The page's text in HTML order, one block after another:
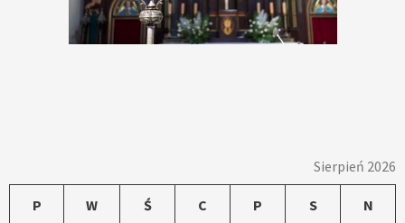
Sierpień 2026
P W Ś C P S N